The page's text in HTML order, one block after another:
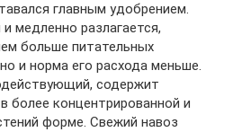
главным удобрением.
медленно разлагается,
больше питательных
и норма его расхода меньше.
содержит
более концентрированной и
форме. Свежий навоз